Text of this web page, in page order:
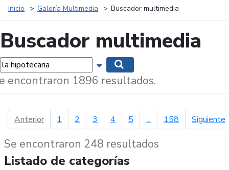
Inicio Galería Multimedia Buscador multimedia
Buscador multimedia
Mostrar opciones de búsqueda
encontraron 1896 resultados.
Anteriorpágina anterior
1 2 3 4 5 ... 158 Siguiente
Se encontraron 248 resultados
Listado de categorías